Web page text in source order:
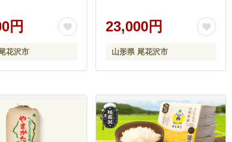
円
花沢市
23,000円
山形県 尾花沢市